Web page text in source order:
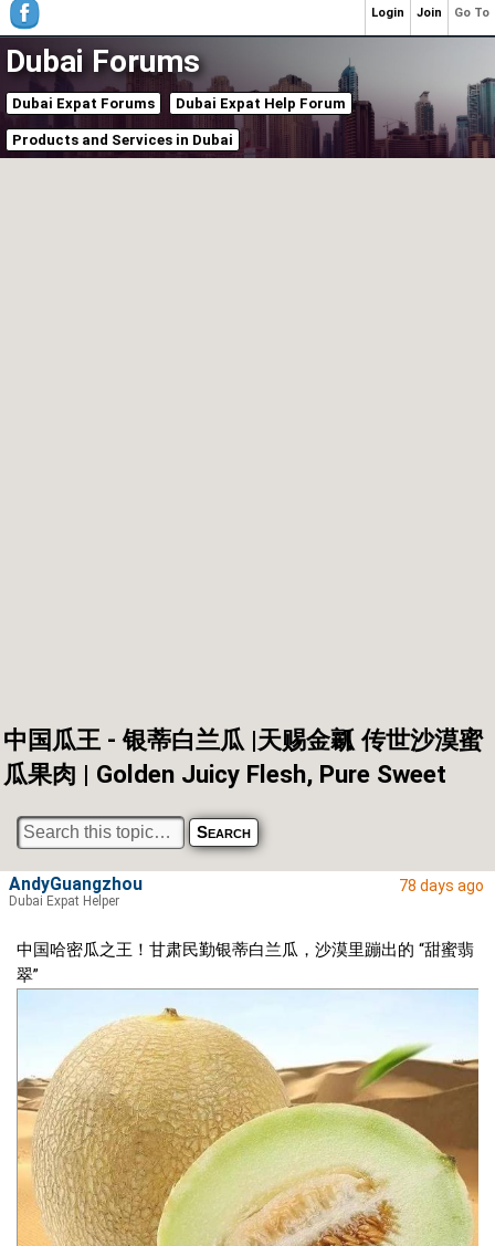
Dubai Forums
Dubai Expat Forums Dubai Expat Help Forum
Products and Services in Dubai
中国瓜王 - 银蒂白兰瓜 |天赐金瓤 传世沙漠蜜
瓜果肉 | Golden Juicy Flesh, Pure Sweet
78 days ago
中国哈密瓜之王！甘肃民勤银蒂白兰瓜，沙漠里蹦出的 “甜蜜翡
翠”
AndyGuangzhou
Dubai Expat Helper
Go To
Join
Login